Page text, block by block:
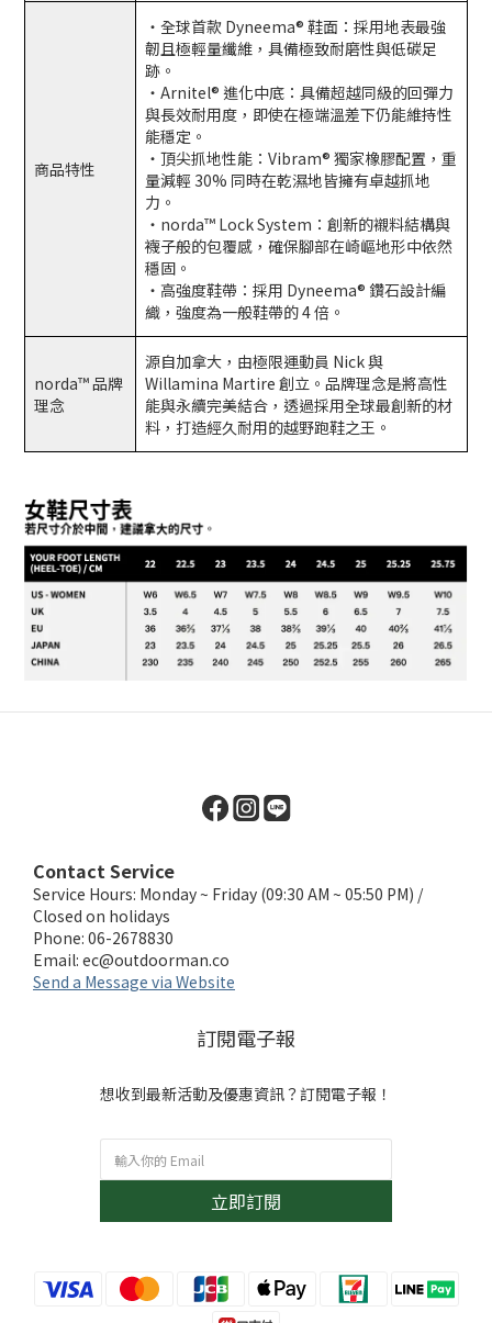
商品特性
・全球首款 Dyneema® 鞋面：採用地表最強
韌且極輕量纖維，具備極致耐磨性與低碳足
跡。
・Arnitel® 進化中底：具備超越同級的回彈力
與長效耐用度，即使在極端溫差下仍能維持性
能穩定。
・頂尖抓地性能：Vibram® 獨家橡膠配置，重
量減輕 30% 同時在乾濕地皆擁有卓越抓地
力。
・norda™ Lock System：創新的襯料結構與
襪子般的包覆感，確保腳部在崎嶇地形中依然
穩固。
・高強度鞋帶：採用 Dyneema® 鑽石設計編
織，強度為一般鞋帶的 4 倍。
norda™ 品牌
理念
源自加拿大，由極限運動員 Nick 與
Willamina Martire 創立。品牌理念是將高性
能與永續完美結合，透過採用全球最創新的材
料，打造經久耐用的越野跑鞋之王。
Contact Service
Service Hours: Monday ~ Friday (09:30 AM ~ 05:50 PM) /
Closed on holidays
Phone: 06-2678830
Email: ec@outdoorman.co
Send a Message via Website
訂閱電子報
想收到最新活動及優惠資訊？訂閱電子報！
立即訂閱